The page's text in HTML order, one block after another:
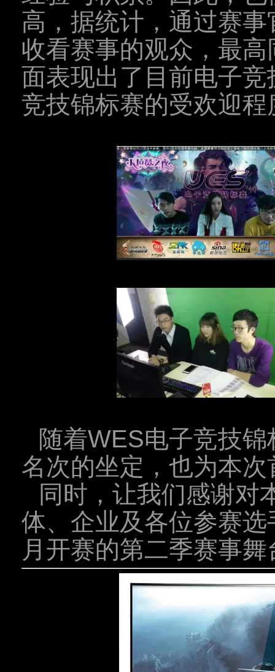
高，据统计，通过赛
收看赛事的观众，最
面表现出了目前电子
竞技锦标赛的受欢迎程
随着WES电子竞技
名次的坐定，也为本
同时，让我们感谢对
体、企业及各位参赛
月开赛的第二季赛事